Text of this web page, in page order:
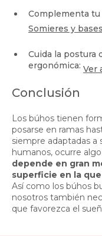
Complementa
Somieres y bases
Cuida la postura
ergonómica: Ver
Conclusión
Los búhos tienen
posarse en ramas
siempre adaptadas a
humanos, ocurre
depende en gran
superficie en la
Así como los búhos
nosotros también
que favorezca el